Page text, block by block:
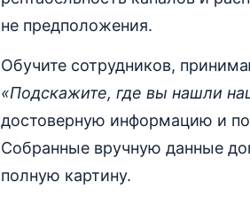
не предположения.
Обучите сотрудников,
«Подскажите, где вы нашли
достоверную информацию и
Собранные вручную данные
полную картину.